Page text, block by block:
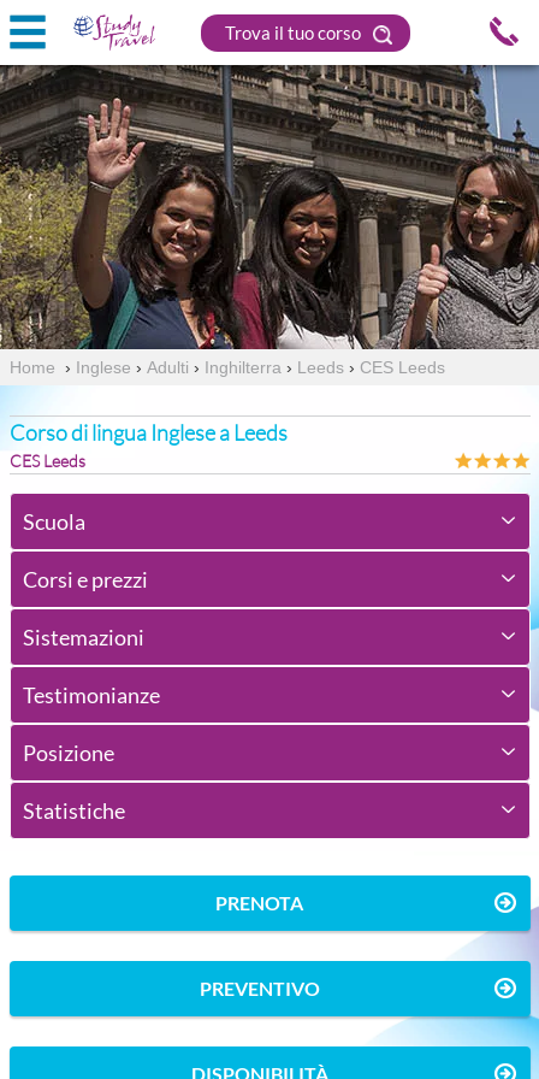
Trova il tuo corso
Home › Inglese › Adulti › Inghilterra › Leeds › CES Leeds
Corso di lingua Inglese a Leeds
CES Leeds
Scuola
Corsi e prezzi
Sistemazioni
Testimonianze
Posizione
Statistiche
PRENOTA
PREVENTIVO
DISPONIBILITÀ